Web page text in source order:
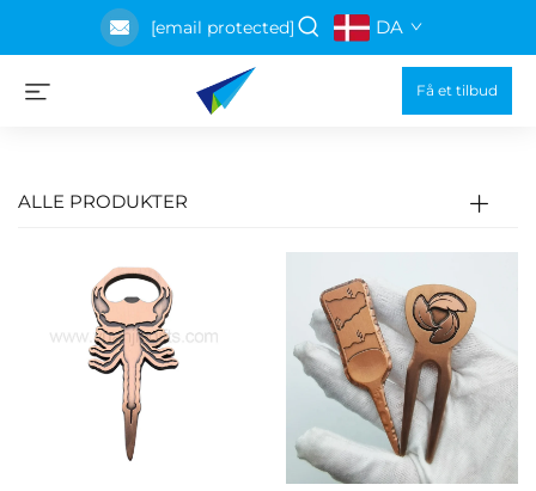
[email protected] DA
Få et tilbud
ALLE PRODUKTER